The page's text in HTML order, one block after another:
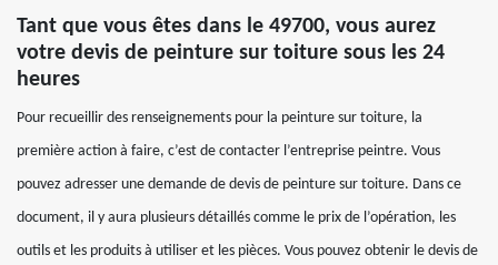
Tant que vous êtes dans le 49700, vous aurez
votre devis de peinture sur toiture sous les 24
heures
Pour recueillir des renseignements pour la peinture sur toiture, la
première action à faire, c’est de contacter l’entreprise peintre. Vous
pouvez adresser une demande de devis de peinture sur toiture. Dans ce
document, il y aura plusieurs détaillés comme le prix de l’opération, les
outils et les produits à utiliser et les pièces. Vous pouvez obtenir le devis de